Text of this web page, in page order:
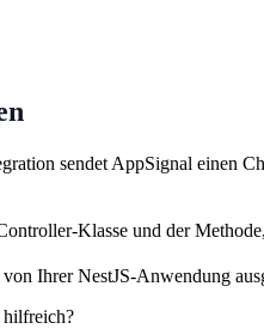
sendet AppSignal einen
Klasse und der
Ihrer NestJS-Anwendung
hilfreich?